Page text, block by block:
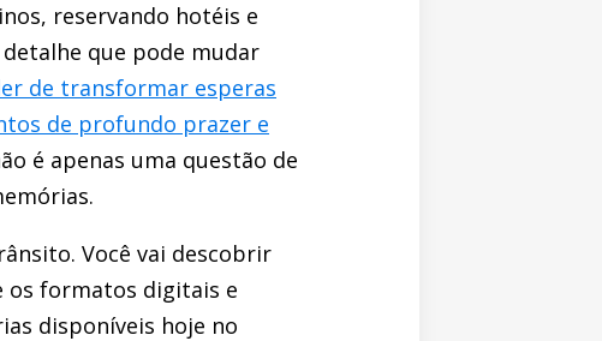
reservando hotéis e
que pode mudar
de transformar esperas
de profundo prazer e
é apenas uma questão de
Você vai descobrir
os formatos digitais e
disponíveis hoje no